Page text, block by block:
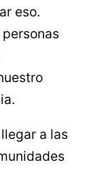
eso.
a las